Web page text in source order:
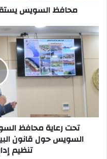
محافظ السويس
تحت
رعاية
محافظ
السويسندوة
تعريفية
بمحافظة
السويس
قانون
تحت رعاية محافظ
تنظيم